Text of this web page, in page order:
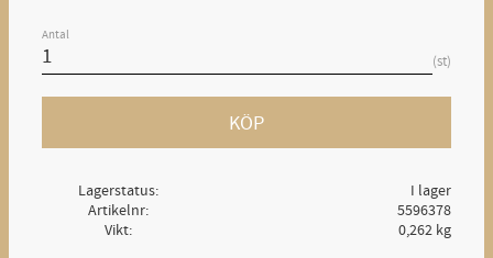
Antal
st
KÖP
Lagerstatus
I lager
Artikelnr
5596378
Vikt
0,262 kg